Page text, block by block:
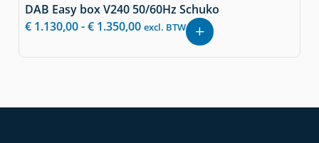
DAB Easy box V240 50/60Hz Schuko
€ 1.130,00-€ 1.350,00 excl. BTW